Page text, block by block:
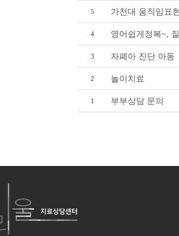
5 가천대 움직임표
4 영어쉽게정복~,
3 자폐아 진단 아동
2 놀이치료
1 부부상담 문의